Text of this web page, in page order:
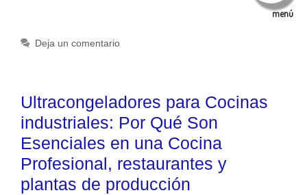
Deja un comentario
Ultracongeladores para Cocinas
industriales: Por Qué Son
Esenciales en una Cocina
Profesional, restaurantes y
plantas de producción
menú